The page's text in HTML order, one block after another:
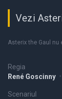
Regia
René Goscinny •
Scenariul
Vezi
Asterix the Gaul